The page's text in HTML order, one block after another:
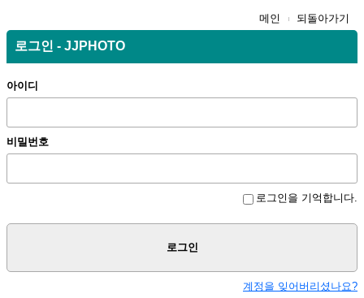
메인 되돌아가기
로그인 - JJPHOTO
아이디
비밀번호
로그인을 기억합니다.
로그인
계정을 잊어버리셨나요?